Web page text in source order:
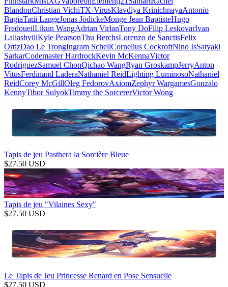
BlandonChristian VichiTX-VirusKlavdiya KrinichnayaAntonio
BagiaTatii LangeJonas JödickeMonge Jean BaptisteHugo
FredoueilLikun WangAdrian VirlanTony DoFilip LeskovarIvan
LaliashviliKyle PearsonThu BerchsLorenzo de SanctisFelix
OrtizDao Le TrongIngram SchellCornelius CockroftNino IsSatyaki
SarkarCodemaster HardrockKevin McKennaVictor
RodriguezSamuel ChonQichao WangRyan GroskampJerryAnton
VitusFerdinand LaderaNathaniel ReidLighting LuminosoNathaniel
ReidCorey McGillOleg FedorovAxiomZephyr WargamesGonzalo
KennyTibor SulyokTimmy the SorcererVictor Wong
Tapis de jeu Pasthera la Sorcière Bleue
$27.50 USD
Tapis de jeu "Vilaines Sexy"
$27.50 USD
Le Tapis de Jeu Princesse Renard en Pose Sensuelle
$27.50 USD